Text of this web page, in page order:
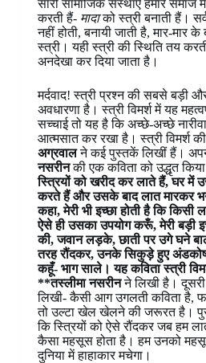
सारी सामाजिक संस्थाएँ हमारे समाज में
करती हैं- मादाको स्त्री बनाती हैं।
नहीं होती, बनायी जाती है, मार-मार
स्त्री। यही स्त्री की स्थिति तय
अनदेखा कर दिया जाता है।
मर्दवाद! स्त्री प्रश्न की सबसे बड़ी और
अवधारणा है। स्त्री विमर्श में यह
सच्चाई तो यह है कि अच्छे-अच्छे
आत्मसात कर रखा है। स्त्री विमर्श
अग्रवालने कई पुस्तकें लिखीं हैं।
नसरीनकी एक कविता को उद्धृत
स्त्रियों को खरीद कर लाते हैं, घर में
करते हैं और उसके बाद लात मारकर
कहा, मेरी भी इच्छा होती है कि
ऐसे ही उसका उपयोग करूँ, मेरी बड़ी
की, जवान लड़के, छाती पर उगे घने
तरह रौंदकर, उनके सिकुड़े हुए
कहूँ- भाग साले। यह कविता स्त्री
**तस्लीमा नसरीनने लिखी है। दूसरी
लिखी- कैसी आग उगलती कविता है,
तो उल्टा खेल खेलने की जरूरत है।
कि स्त्रियों को ऐसे रौंदकर जब हम
कैसा महसूस होता है। हम उनको
दुनिया में हाहाकार मचेगा।